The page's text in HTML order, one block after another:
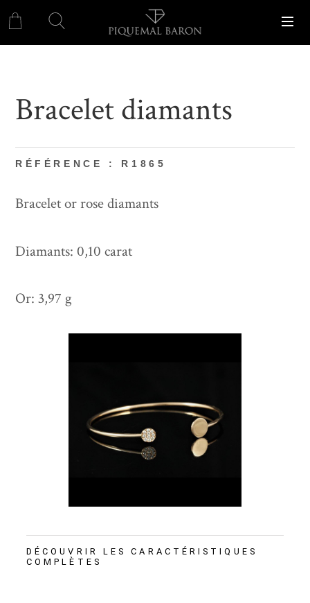
Bracelet diamants
RÉFÉRENCE : R1865
Bracelet or rose diamants
Diamants: 0,10 carat
Or: 3,97 g
DÉCOUVRIR LES CARACTÉRISTIQUES
COMPLÈTES